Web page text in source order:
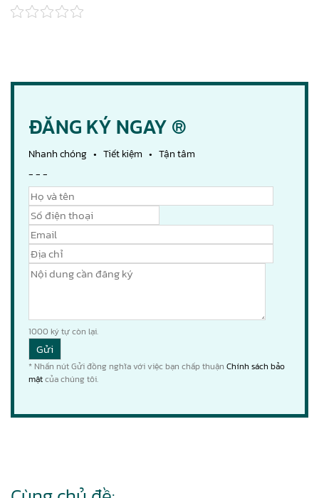
ĐĂNG KÝ NGAY ®
Nhanh chóng • Tiết kiệm • Tận tâm
- - -
1000 ký tự còn lại.
* Nhấn nút Gửi đồng nghĩa với việc bạn chấp thuận Chính sách bảo
mậtcủa chúng tôi.